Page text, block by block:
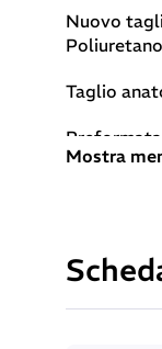
Nuovo
Taglio
Qualità e
Mostra